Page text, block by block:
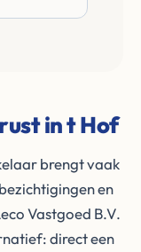
in t Hof
brengt vaak
en
Vastgoed B.V.
direct een